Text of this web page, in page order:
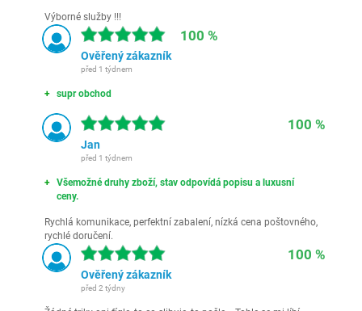
Výborné služby !!!
100 %
Ověřený zákazník
před 1 týdnem
supr obchod
100 %
Jan
před 1 týdnem
Všemožné druhy zboží, stav odpovídá popisu a luxusní
ceny.
Rychlá komunikace, perfektní zabalení, nízká cena poštovného,
rychlé doručení.
100 %
Ověřený zákazník
před 2 týdny